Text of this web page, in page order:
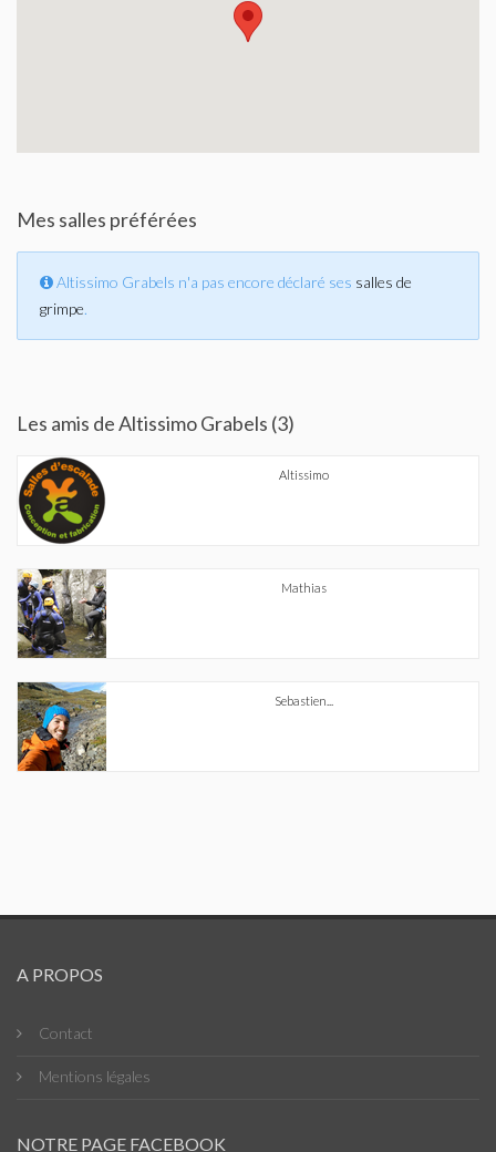
Mes salles préférées
Altissimo Grabels n'a pas encore déclaré ses salles de
grimpe.
Les amis de Altissimo Grabels (3)
Altissimo
Mathias
Sebastien...
A PROPOS
Contact
Mentions légales
NOTRE PAGE FACEBOOK